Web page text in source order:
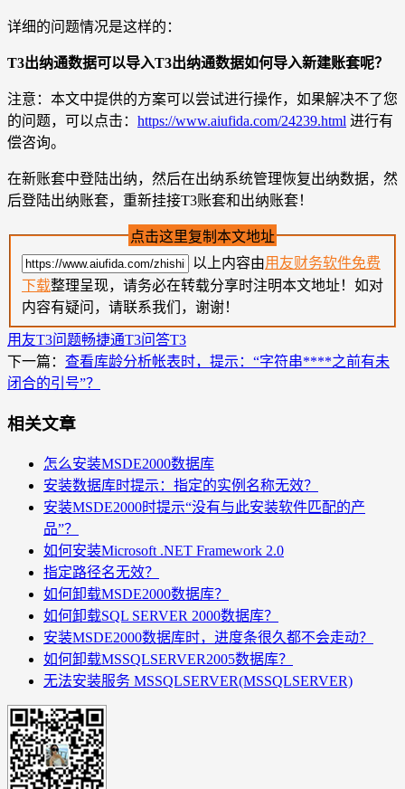
详细的问题情况是这样的：
T3出纳通数据可以导入T3出纳通数据如何导入新建账套呢？
注意：本文中提供的方案可以尝试进行操作，如果解决不了您
的问题，可以点击： https://www.aiufida.com/24239.html 进行有
偿咨询。
在新账套中登陆出纳，然后在出纳系统管理恢复出纳数据，然
后登陆出纳账套，重新挂接T3账套和出纳账套！
点击这里复制本文地址
以上内容由用友财务软件免费
下载整理呈现，请务必在转载分享时注明本文地址！如对
内容有疑问，请联系我们，谢谢！
用友T3问题畅捷通T3问答T3
下一篇： 查看库龄分析帐表时，提示：“字符串****之前有未
闭合的引号”？
相关文章
怎么安装MSDE2000数据库
安装数据库时提示：指定的实例名称无效？
安装MSDE2000时提示“没有与此安装软件匹配的产
品”？
如何安装Microsoft .NET Framework 2.0
指定路径名无效？
如何卸载MSDE2000数据库？
如何卸载SQL SERVER 2000数据库？
安装MSDE2000数据库时，进度条很久都不会走动？
如何卸载MSSQLSERVER2005数据库？
无法安装服务 MSSQLSERVER(MSSQLSERVER)